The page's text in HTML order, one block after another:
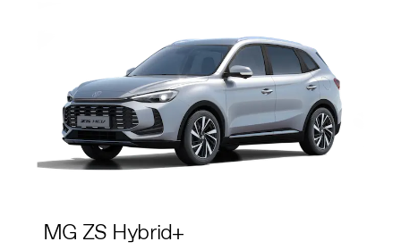
MG ZS Hybrid+